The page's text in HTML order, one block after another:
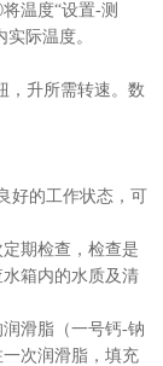
温度“设置-测
际温度。
，升所需转速。数
好的工作状态，可
期检查，检查是
箱内的水质及清
滑脂（一号钙-钠
次润滑脂，填充